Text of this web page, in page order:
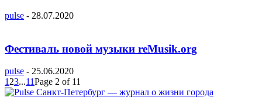
pulse - 28.07.2020
Фестиваль новой музыки reMusik.org
pulse - 25.06.2020
1 23...11Page 2 of 11